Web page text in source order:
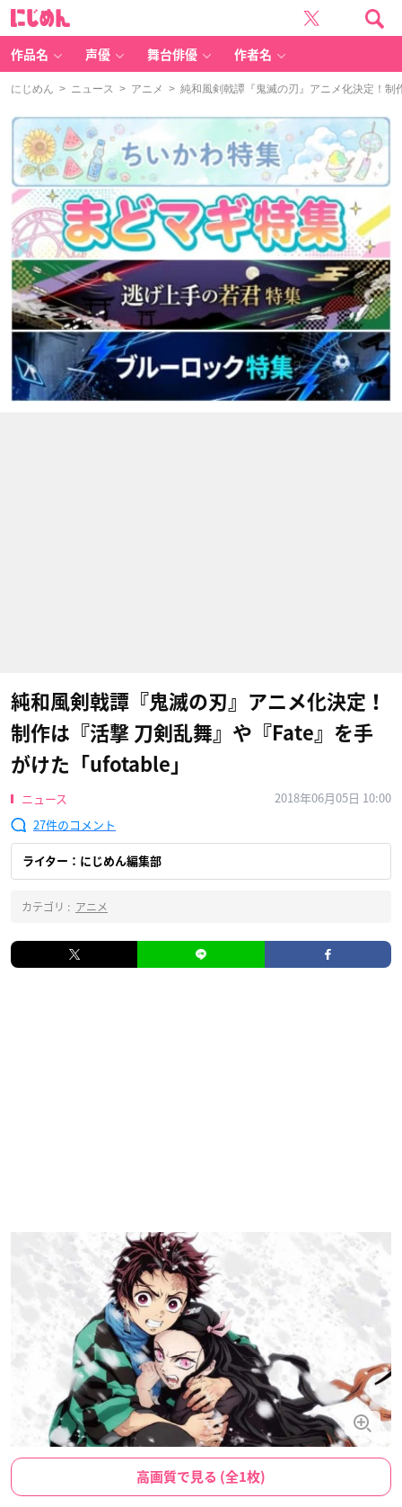
作品名 声優 舞台俳優 作者名
にじめん > ニュース > アニメ > 純和風剣戟譚『鬼滅の刃』アニメ化決定！
純和風剣戟譚『鬼滅の刃』アニメ化決定！
制作は『活撃 刀剣乱舞』や『Fate』を手
がけた「ufotable」
ニュース
2018年06月05日 10:00
27
ライター：にじめん編集部
カテゴリ : アニメ
高画質で見る (全1枚)